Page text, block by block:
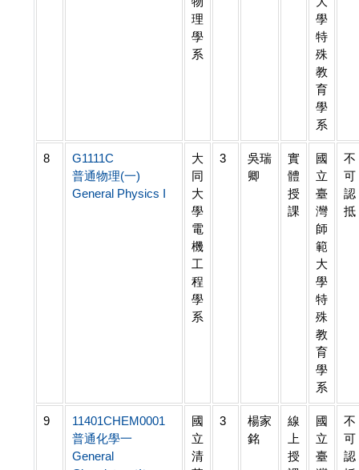
理
學
系
學
特
殊
教
育
學
系
8
G1111C
普通物理(一)
General Physics I
大
同
大
學
電
機
工
程
學
系
3
吳瑞
卿
實
體
授
課
國
立
臺
灣
師
範
大
學
特
殊
教
育
學
系
不
可
認
抵
9
11401CHEM0001
普通化學一
General
國
立
清
3
楊家
銘
線
上
授
國
立
臺
不
可
認